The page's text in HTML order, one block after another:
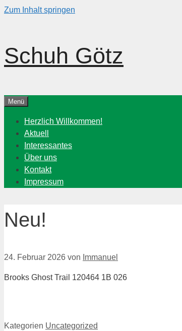
Zum Inhalt springen
Schuh Götz
Menü
Herzlich Willkommen!
Aktuell
Interessantes
Über uns
Kontakt
Impressum
Neu!
24. Februar 2026 von Immanuel
Brooks Ghost Trail 120464 1B 026
Kategorien Uncategorized